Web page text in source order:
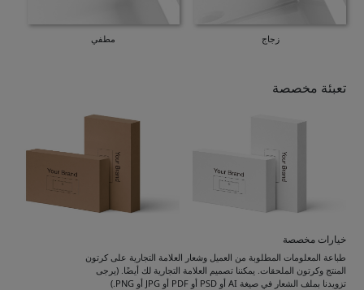
زجاج مطفي
تعبئة مخصصة
خيارات مخصصة
طباعة المعلومات المطلوبة من العميل وشعار العلامة التجارية على كرتون
المنتج وكرتون الملحقات. يمكننا تصميم العلامة التجارية لك أيضًا. (يرجى
تزويدنا بملف الشعار في صيغة AI أو PSD أو PDF أو JPG أو PNG.)